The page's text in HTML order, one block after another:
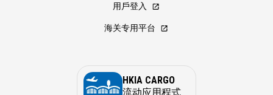
用戶登入
海关专用平台
HKIA CARGO
流动应用程式